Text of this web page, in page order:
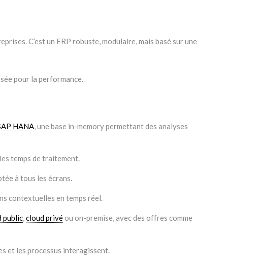
C’est un ERP robuste, modulaire, mais basé sur une
pour la performance.
HANA , une base in-memory permettant des analyses
temps de traitement.
à tous les écrans.
contextuelles en temps réel.
public cloud privéou on-premise, avec des offres comme
et les processus interagissent.